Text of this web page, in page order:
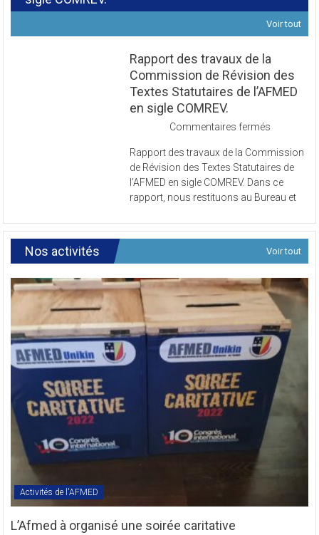
Voir tout
Rapport des travaux de la
Commission de Révision des
Textes Statutaires de l’AFMED
en sigle COMREV.
Commentaires fermés
des
travaux
de
la
de
Révision
des
Textes
Statutaires
de
l’AFMED
en
sigle
COMREV.
Rapport des travaux de la Commission
de Révision des Textes Statutaires de
l’AFMED en sigle COMREV. Dans ce
rapport, nous restituons au Bureau et
Nos activités Voir tout
Activités de l'AFMED
L’Afmed à organisé une soirée caritative